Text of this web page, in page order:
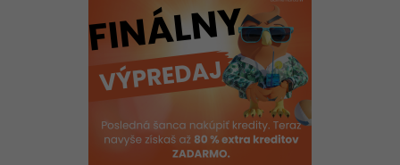
Ako začať?
-80%
C# .NET -80%
Python -80%